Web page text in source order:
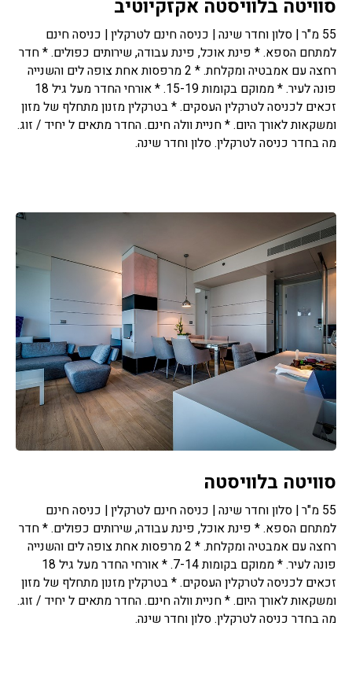
סוויטה בלוויסטה אקזקיוטיב
55 מ"ר | סלון וחדר שינה | כניסה חינם לטרקלין | כניסה חינם
למתחם הספא. * פינת אוכל, פינת עבודה, שירותים כפולים. * חדר
רחצה עם אמבטיה ומקלחת. * 2 מרפסות אחת צופה לים והשנייה
פונה לעיר. * ממוקם בקומות 15-19. * אורחי החדר מעל גיל 18
זכאים לכניסה לטרקלין העסקים. * בטרקלין מזנון מתחלף של מזון
ומשקאות לאורך היום. * חניית וולה חינם. החדר מתאים ל יחיד / זוג.
מה בחדר כניסה לטרקלין. סלון וחדר שינה.
סוויטה בלוויסטה
55 מ"ר | סלון וחדר שינה | כניסה חינם לטרקלין | כניסה חינם
למתחם הספא. * פינת אוכל, פינת עבודה, שירותים כפולים. * חדר
רחצה עם אמבטיה ומקלחת. * 2 מרפסות אחת צופה לים והשנייה
פונה לעיר. * ממוקם בקומות 7-14. * אורחי החדר מעל גיל 18
זכאים לכניסה לטרקלין העסקים. * בטרקלין מזנון מתחלף של מזון
ומשקאות לאורך היום. * חניית וולה חינם. החדר מתאים ל יחיד / זוג.
מה בחדר כניסה לטרקלין. סלון וחדר שינה.